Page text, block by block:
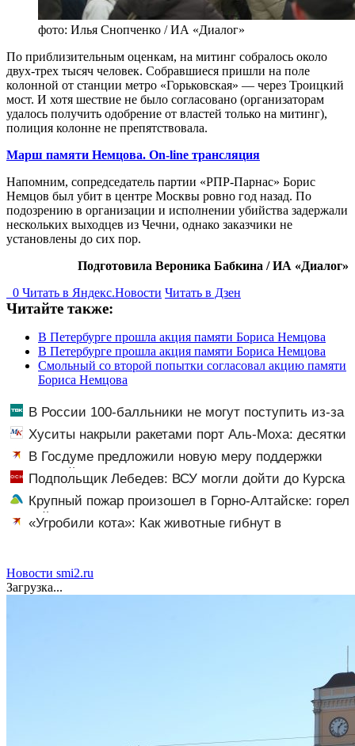
фото: Илья Снопченко / ИА «Диалог»
По приблизительным оценкам, на митинг собралось около
двух-трех тысяч человек. Собравшиеся пришли на поле
колонной от станции метро «Горьковская» — через Троицкий
мост. И хотя шествие не было согласовано (организаторам
удалось получить одобрение от властей только на митинг),
полиция колонне не препятствовала.
Марш памяти Немцова. On-line трансляция
Напомним, сопредседатель партии «РПР-Парнас» Борис
Немцов был убит в центре Москвы ровно год назад. По
подозрению в организации и исполнении убийства задержали
нескольких выходцев из Чечни, однако заказчики не
установлены до сих пор.
Подготовила Вероника Бабкина / ИА «Диалог»
0 Читать в Яндекс.Новости Читать в Дзен
Читайте также:
В Петербурге прошла акция памяти Бориса Немцова
В Петербурге прошла акция памяти Бориса Немцова
Смольный со второй попытки согласовал акцию памяти
Бориса Немцова
В России 100-балльники не могут поступить из-за
олимпиадников: в чем причина?
Хуситы накрыли ракетами порт Аль-Моха: десятки
жертвВ Госдуме предложили новую меру поддержки
родителей школьников
Подпольщик Лебедев: ВСУ могли дойти до Курска
Крупный пожар произошел в Горно-Алтайске: горел
жилой дом
«Угробили кота»: Как животные гибнут в
Новости smi2.ru
Загрузка...